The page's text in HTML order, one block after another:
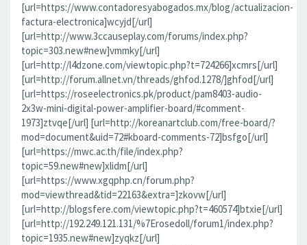
[url=https://www.contadoresyabogados.mx/blog/actualizacion-
factura-electronica]wcyjd[/url]
[url=http://www.3ccauseplay.com/forums/index.php?
topic=303.new#new]vmmky[/url]
[url=http://l4dzone.com/viewtopic.php?t=724266]xcmrs[/url]
[url=http://forum.allnet.vn/threads/ghfod.1278/]ghfod[/url]
[url=https://roseelectronics.pk/product/pam8403-audio-
2x3w-mini-digital-power-amplifier-board/#comment-
1973]ztvqe[/url] [url=http://koreanartclub.com/free-board/?
mod=document&uid=72#kboard-comments-72]bsfgo[/url]
[url=https://mwc.ac.th/file/index.php?
topic=59.new#new]xlidm[/url]
[url=https://www.xgqphp.cn/forum.php?
mod=viewthread&tid=22163&extra=]zkovw[/url]
[url=http://blogsfere.com/viewtopic.php?t=460574]btxie[/url]
[url=http://192.249.121.131/%7Erosedoll/forum1/index.php?
topic=1935.new#new]zyqkz[/url]